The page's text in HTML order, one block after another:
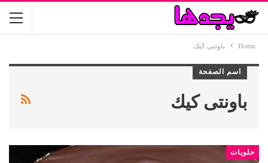
Home باونتى كيك
اسم الصفحة
باونتى كيك
حلويات